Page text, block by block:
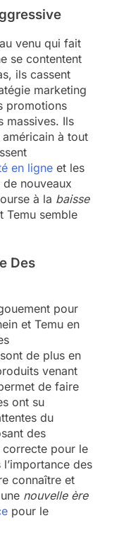
venu qui fait
se contentent
ils cassent
marketing
promotions
massives. Ils
à tout
en ligneet les
nouveaux
à la baisse
Temu semble
Des
pour
et Temu en
de plus en
venant
de faire
ont su
du
des
pour le
des
connaître et
nouvelle ère
pour le